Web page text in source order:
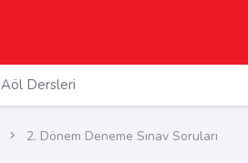
Aöl Dersleri
2. Dönem Deneme Sınav Soruları